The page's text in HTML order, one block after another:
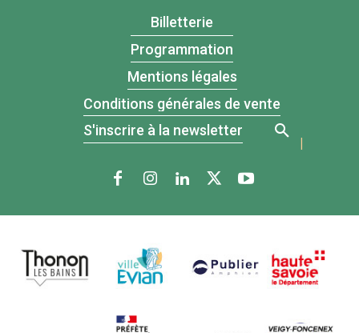
Billetterie
Programmation
Mentions légales
Conditions générales de vente
S'inscrire à la newsletter
|